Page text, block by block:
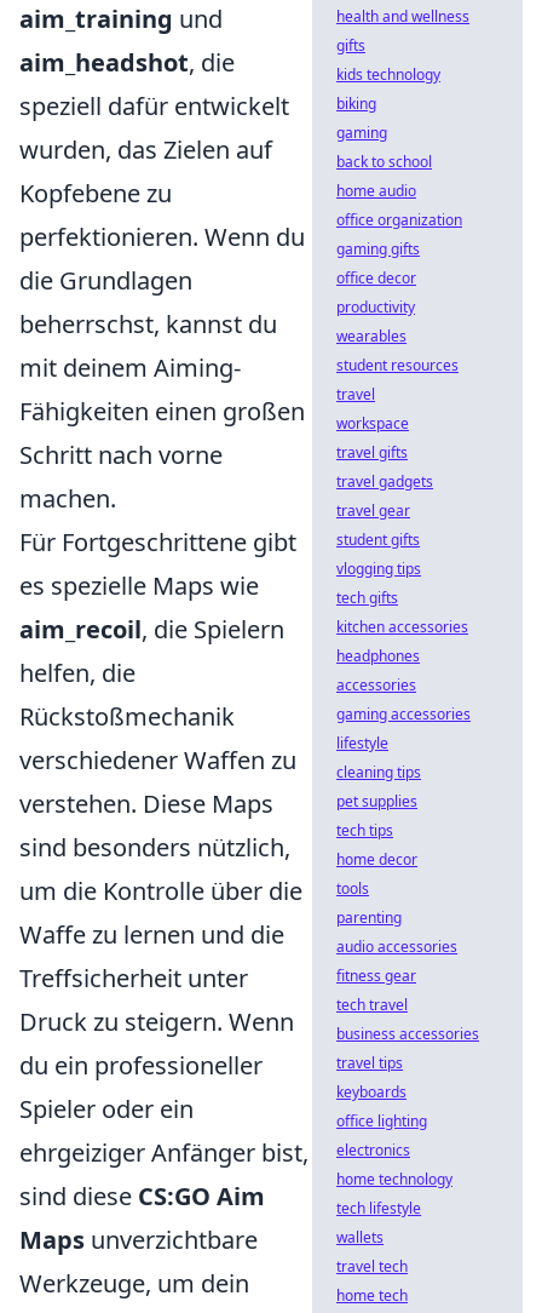
aim_training und
aim_headshot, die
speziell dafür entwickelt
wurden, das Zielen auf
Kopfebene zu
perfektionieren. Wenn du
die Grundlagen
beherrschst, kannst du
mit deinem Aiming-
Fähigkeiten einen großen
Schritt nach vorne
machen.
Für Fortgeschrittene gibt
es spezielle Maps wie
aim_recoil, die Spielern
helfen, die
Rückstoßmechanik
verschiedener Waffen zu
verstehen. Diese Maps
sind besonders nützlich,
um die Kontrolle über die
Waffe zu lernen und die
Treffsicherheit unter
Druck zu steigern. Wenn
du ein professioneller
Spieler oder ein
ehrgeiziger Anfänger bist,
sind diese CS:GO Aim
Maps unverzichtbare
Werkzeuge, um dein
health and wellness
gifts
kids technology
biking
gaming
back to school
home audio
office organization
gaming gifts
office decor
productivity
wearables
student resources
travel
workspace
travel gifts
travel gadgets
travel gear
student gifts
vlogging tips
tech gifts
kitchen accessories
headphones
accessories
gaming accessories
lifestyle
cleaning tips
pet supplies
tech tips
home decor
tools
parenting
audio accessories
fitness gear
tech travel
business accessories
travel tips
keyboards
office lighting
electronics
home technology
tech lifestyle
wallets
travel tech
home tech